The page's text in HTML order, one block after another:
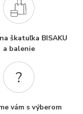
škatuľka BISAKU
a balenie
vám s výberom